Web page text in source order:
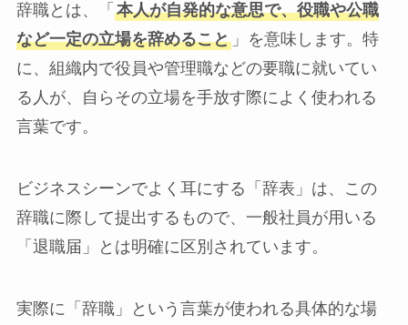
辞職とは、「 本人が自発的な意思で、役職や公職
など一定の立場を辞めること」を意味します。特
に、組織内で役員や管理職などの要職に就いてい
る人が、自らその立場を手放す際によく使われる
言葉です。
ビジネスシーンでよく耳にする「辞表」は、この
辞職に際して提出するもので、一般社員が用いる
「退職届」とは明確に区別されています。
実際に「辞職」という言葉が使われる具体的な場